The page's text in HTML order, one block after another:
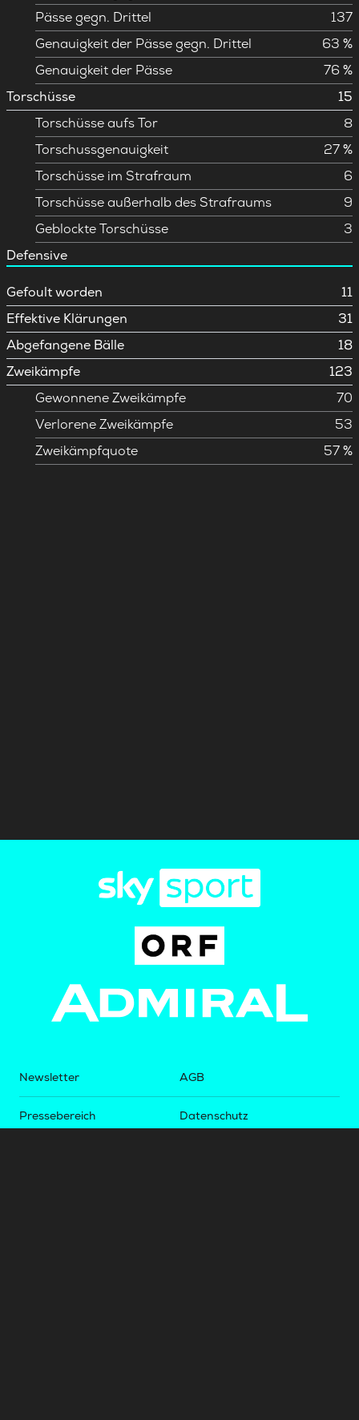
Pässe gegn. Drittel
137
Genauigkeit der Pässe gegn. Drittel
63 %
Genauigkeit der Pässe
76 %
Torschüsse
15
Torschüsse aufs Tor
8
Torschussgenauigkeit
27 %
Torschüsse im Strafraum
6
Torschüsse außerhalb des Strafraums
9
Geblockte Torschüsse
3
Defensive
Gefoult worden
11
Effektive Klärungen
31
Abgefangene Bälle
18
Zweikämpfe
123
Gewonnene Zweikämpfe
70
Verlorene Zweikämpfe
53
Zweikämpfquote
57 %
Newsletter
Pressebereich
AGB
Datenschutz